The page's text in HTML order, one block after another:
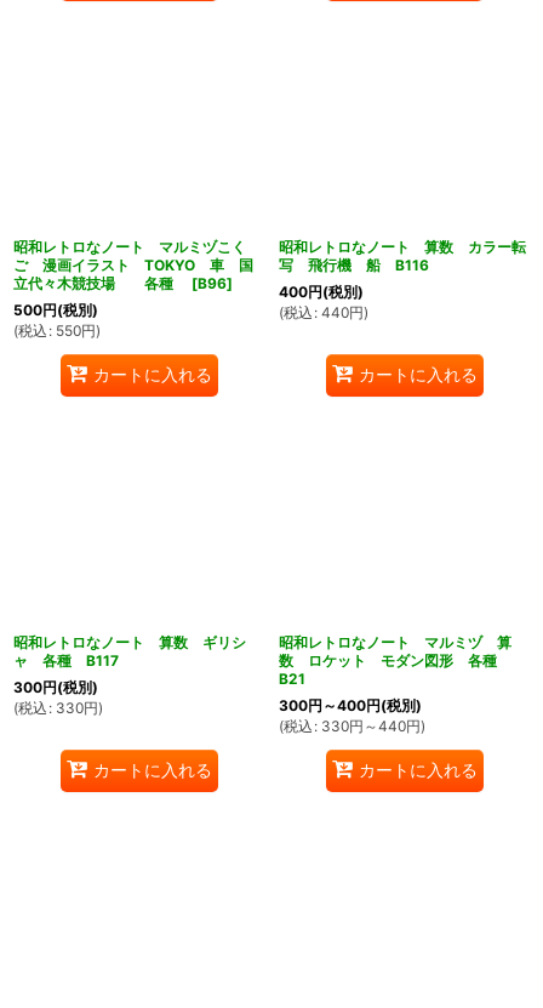
昭和レトロなノート マルミヅこく
ご 漫画イラスト TOKYO 車 国
立代々木競技場 各種
[B96]
500円(税別)
(税込 : 550円)
カートに入れる
昭和レトロなノート 算数 カラー転
写 飛行機 船 B116
400円(税別)
(税込 : 440円)
カートに入れる
昭和レトロなノート 算数 ギリシ
ャ 各種 B117
300円(税別)
(税込 : 330円)
カートに入れる
昭和レトロなノート マルミヅ 算
数 ロケット モダン図形 各種
B21
300円 ～400円(税別)
(税込 : 330円 ～440円)
カートに入れる